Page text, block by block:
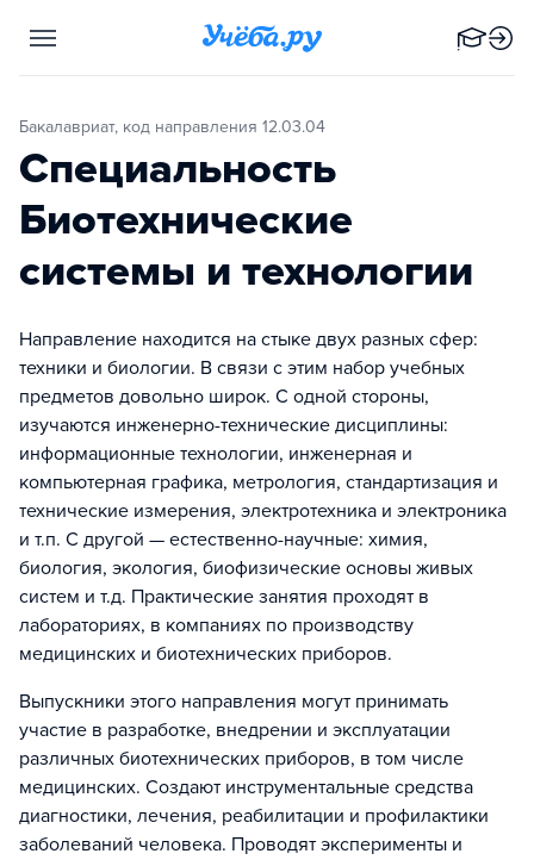
Бакалавриат, код направления 12.03.04
Специальность
Биотехнические
системы и технологии
Направление находится на стыке двух разных сфер:
техники и биологии. В связи с этим набор учебных
предметов довольно широк. С одной стороны,
изучаются инженерно-технические дисциплины:
информационные технологии, инженерная и
компьютерная графика, метрология, стандартизация и
технические измерения, электротехника и электроника
и т.п. С другой — естественно-научные: химия,
биология, экология, биофизические основы живых
систем и т.д. Практические занятия проходят в
лабораториях, в компаниях по производству
медицинских и биотехнических приборов.
Выпускники этого направления могут принимать
участие в разработке, внедрении и эксплуатации
различных биотехнических приборов, в том числе
медицинских. Создают инструментальные средства
диагностики, лечения, реабилитации и профилактики
заболеваний человека. Проводят эксперименты и